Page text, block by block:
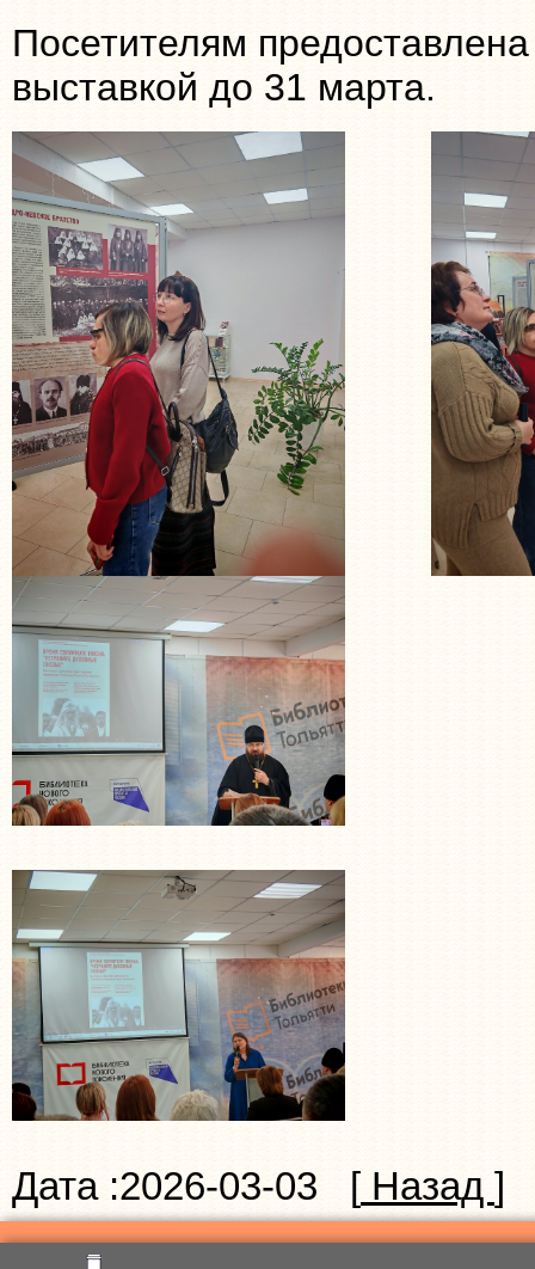
Посетителям
выставкой до 31 марта.
Дата :2026-03-03 [ Назад ]